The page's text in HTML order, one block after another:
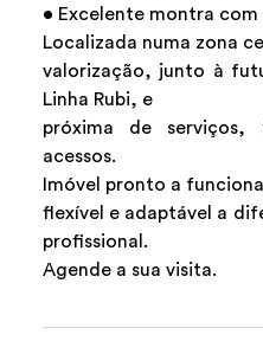
• Excelente montra
Localizada numa zona
valorização, junto à
Linha Rubi, e
próxima de serviços,
acessos.
Imóvel pronto a
flexível e adaptável a
profissional.
Agende a sua visita.